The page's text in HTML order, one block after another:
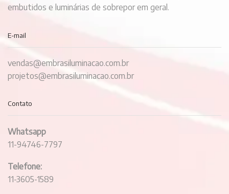
embutidos e luminárias de sobrepor em geral.
E-mail
vendas@embrasiluminacao.com.br
projetos@embrasiluminacao.com.br
Contato
Whatsapp
11-94746-7797
Telefone:
11-3605-1589